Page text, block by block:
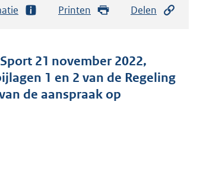
Printen Delen
21 november 2022,
1 en 2 van de Regeling
de aanspraak op